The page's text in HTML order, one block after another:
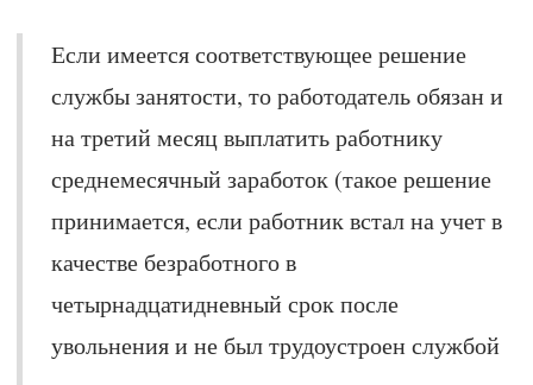
Если имеется соответствующее решение
службы занятости, то работодатель обязан и
на третий месяц выплатить работнику
среднемесячный заработок (такое решение
принимается, если работник встал на учет в
качестве безработного в
четырнадцатидневный срок после
увольнения и не был трудоустроен службой